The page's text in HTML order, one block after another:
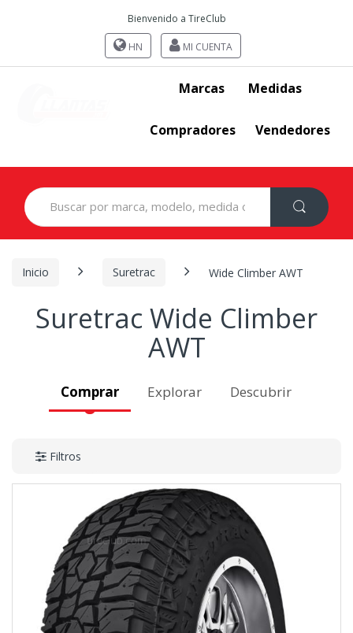
Bienvenido a TireClub
HN MI CUENTA
Marcas Medidas
Compradores Vendedores
Search
for:
Inicio Suretrac Wide Climber AWT
Suretrac Wide Climber
AWT
Comprar Explorar Descubrir
Filtros